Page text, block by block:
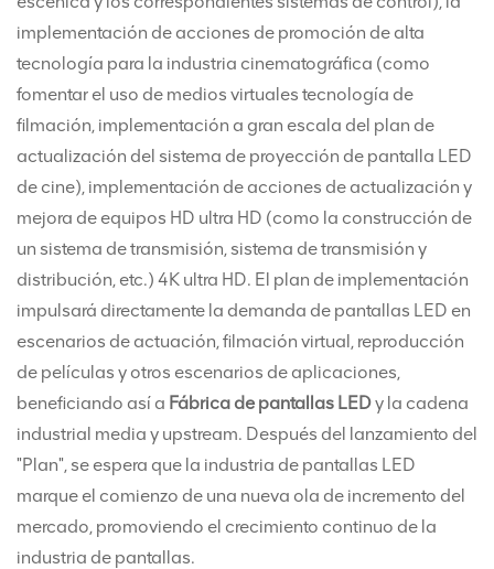
implementación de acciones de promoción de alta
tecnología para la industria cinematográfica (como
fomentar el uso de medios virtuales tecnología de
filmación, implementación a gran escala del plan de
actualización del sistema de proyección de pantalla LED
de cine), implementación de acciones de actualización y
mejora de equipos HD ultra HD (como la construcción de
un sistema de transmisión, sistema de transmisión y
distribución, etc.) 4K ultra HD. El plan de implementación
impulsará directamente la demanda de pantallas LED en
escenarios de actuación, filmación virtual, reproducción
de películas y otros escenarios de aplicaciones,
beneficiando así a Fábrica de pantallas LEDy la cadena
industrial media y upstream. Después del lanzamiento del
"Plan", se espera que la industria de pantallas LED
marque el comienzo de una nueva ola de incremento del
mercado, promoviendo el crecimiento continuo de la
industria de pantallas.